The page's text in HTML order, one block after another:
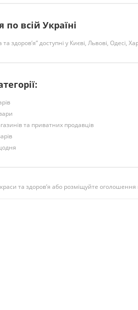
всій Україні
та здоров’я” доступні у Києві, Львові, Одесі,
та приватних продавців
та здоров’я або розміщуйте оголошення